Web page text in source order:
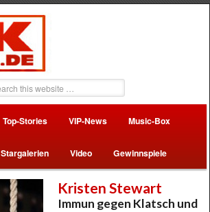
Top-Stories VIP-News Music-Box
Stargalerien Video Gewinnspiele
Kristen Stewart
Immun gegen Klatsch und